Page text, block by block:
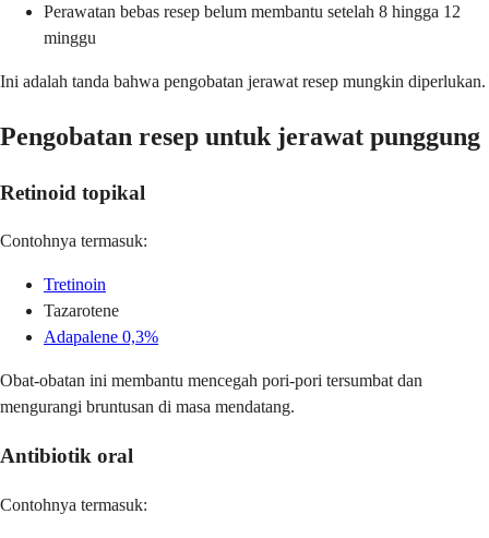
Perawatan bebas resep belum membantu setelah 8 hingga 12
minggu
Ini adalah tanda bahwa pengobatan jerawat resep mungkin diperlukan.
Pengobatan resep untuk jerawat punggung
Retinoid topikal
Contohnya termasuk:
Tretinoin
Tazarotene
Adapalene 0,3%
Obat-obatan ini membantu mencegah pori-pori tersumbat dan
mengurangi bruntusan di masa mendatang.
Antibiotik oral
Contohnya termasuk: